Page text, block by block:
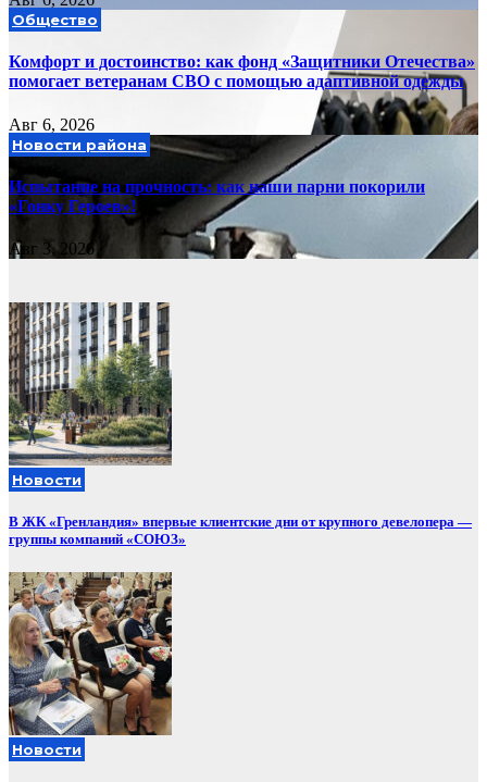
Общество
Комфорт и достоинство: как фонд «Защитники Отечества»
помогает ветеранам СВО с помощью адаптивной одежды
Авг 6, 2026
Новости района
Испытание на прочность: как наши парни покорили
«Гонку Героев»!
Авг 3, 2026
Новости
В ЖК «Гренландия» впервые клиентские дни от крупного девелопера —
группы компаний «СОЮЗ»
Новости